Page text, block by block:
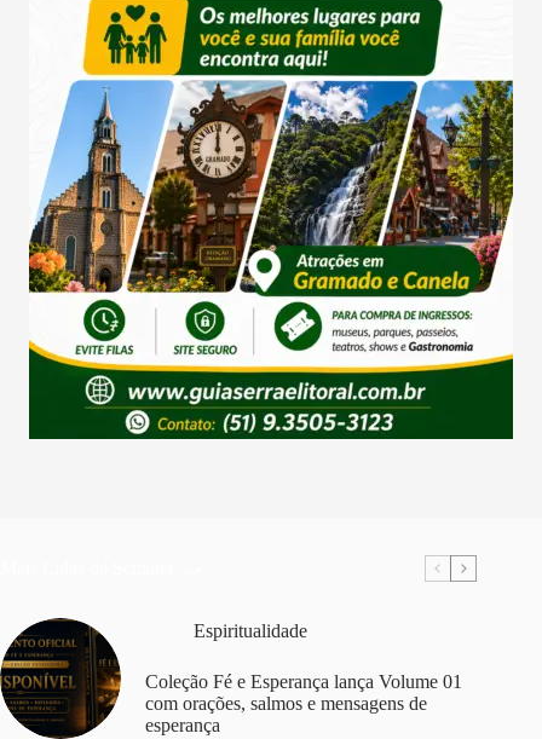
Espiritualidade
Coleção Fé e Esperança lança Volume 01
com orações, salmos e mensagens de
esperança